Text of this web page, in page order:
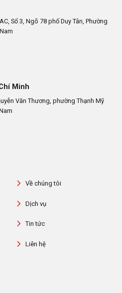
Số 3, Ngõ 78 phố Duy Tân, Phường
Minh
Văn Thương, phường Thạnh Mỹ
Về chúng tôi
Dịch vụ
Tin tức
Liên hệ